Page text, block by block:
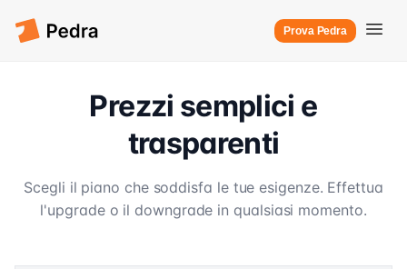
Prova Pedra
Prezzi semplici e
trasparenti
Scegli il piano che soddisfa le tue esigenze. Effettua
l'upgrade o il downgrade in qualsiasi momento.